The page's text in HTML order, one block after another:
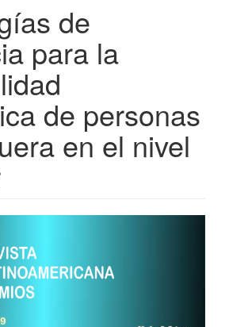
de
para la
de personas
en el nivel